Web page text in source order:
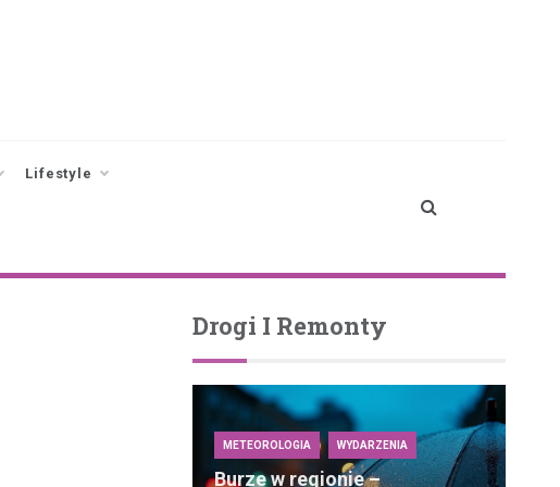
Lifestyle
Drogi I Remonty
METEOROLOGIA WYDARZENIA
Burze w regionie –